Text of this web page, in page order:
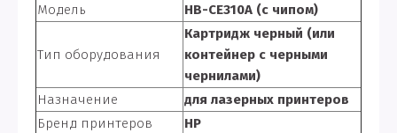
Модель
HB-CE310A (с чипом)
Тип оборудования
Картридж черный (или
контейнер с черными
чернилами)
Назначение
для лазерных принтеров
Бренд принтеров
HP